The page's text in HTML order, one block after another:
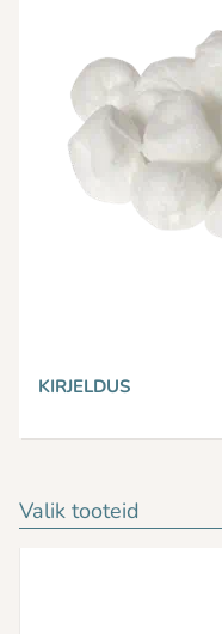
KIRJELDUS
Valik tooteid